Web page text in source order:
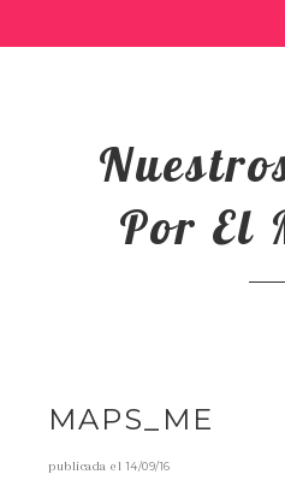
Por El
MAPS_ME
publicada el14/09/16